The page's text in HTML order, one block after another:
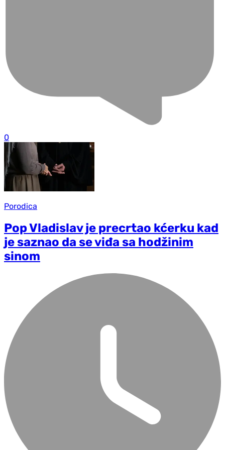
0
Porodica
Pop Vladislav je precrtao kćerku kad
je saznao da se viđa sa hodžinim
sinom